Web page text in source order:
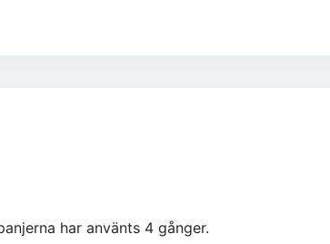
har använts 4 gånger.